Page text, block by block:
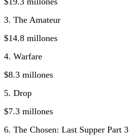
3. The Amateur
$14.8 millones
4. Warfare
$8.3 millones
5. Drop
$7.3 millones
6. The Chosen: Last Supper Part 3